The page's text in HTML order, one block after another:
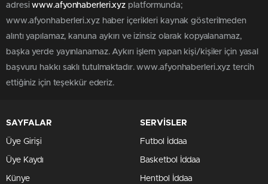
adresiwww.afyonhaberleri.xyz platformunda;
www.afyonhaberleri.xyz haber içerikleri kaynak gösterilmeden
alıntı yapılamaz, kanuna aykırı ve izinsiz olarak kopyalanamaz,
başka yerde yayınlanamaz. Aykırı işlem yapan kişi/kişiler için yasal
başvuru hakkı saklı tutulmaktadır. www.afyonhaberleri.xyz tercih
ettiğiniz için teşekkür ederiz.
SAYFALAR
Üye Girişi
Üye Kaydı
Künye
SERVİSLER
Futbol İddaa
Basketbol İddaa
Hentbol İddaa